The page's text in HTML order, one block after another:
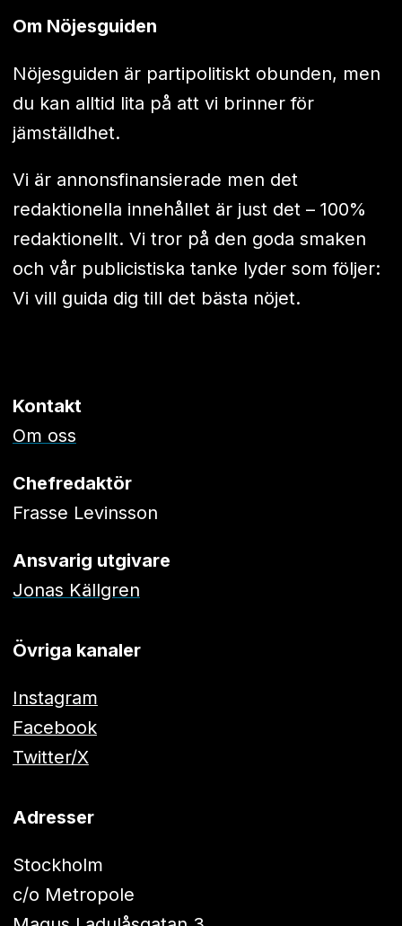
Om Nöjesguiden
Nöjesguiden är partipolitiskt obunden, men
du kan alltid lita på att vi brinner för
jämställdhet.
Vi är annonsfinansierade men det
redaktionella innehållet är just det – 100%
redaktionellt. Vi tror på den goda smaken
och vår publicistiska tanke lyder som följer:
Vi vill guida dig till det bästa nöjet.
Kontakt
Om oss
Chefredaktör
Frasse Levinsson
Ansvarig utgivare
Jonas Källgren
Övriga kanaler
Instagram
Facebook
Twitter/X
Adresser
Stockholm
c/o Metropole